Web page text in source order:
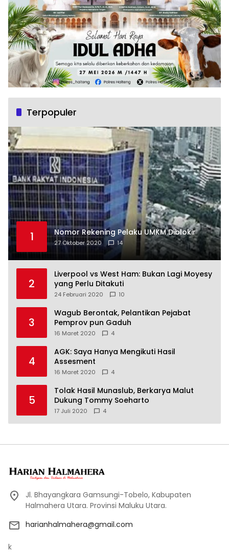
Terpopuler
1 Nomor Rekening Pelaku UMKM Diblokir
27 Oktober 2020 14
2
Liverpool vs West Ham: Bukan Lagi Moyesy
yang Perlu Ditakuti
24 Februari 2020 10
3
Wagub Berontak, Pelantikan Pejabat
Pemprov pun Gaduh
16 Maret 2020 4
4
AGK: Saya Hanya Mengikuti Hasil
Assesment
16 Maret 2020 4
5
Tolak Hasil Munaslub, Berkarya Malut
Dukung Tommy Soeharto
17 Juli 2020 4
Jl. Bhayangkara Gamsungi-Tobelo, Kabupaten
Halmahera Utara. Provinsi Maluku Utara.
harianhalmahera@gmail.com
k